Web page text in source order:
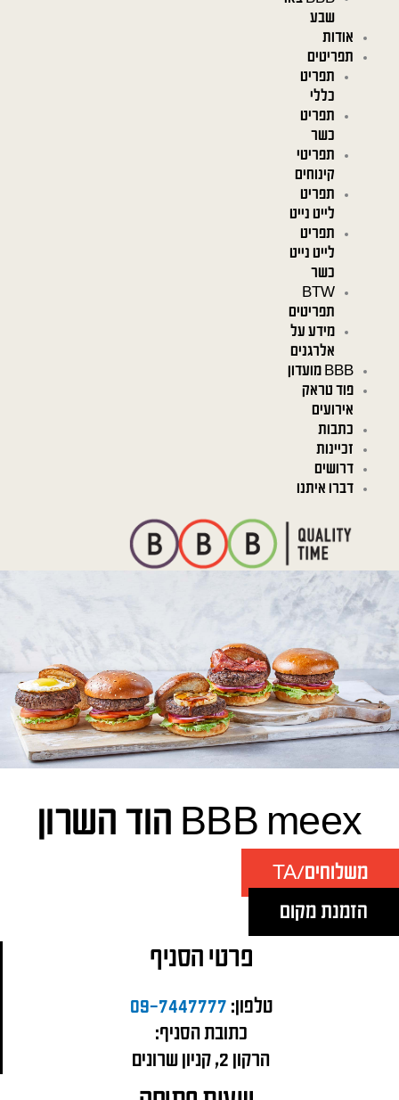
שבע
אודות
תפריטים
תפריט
כללי
תפריט
כשר
תפריטי
קינוחים
תפריט
לייט נייט
תפריט
לייט נייט
כשר
BTW
תפריטים
מידע על
אלרגנים
BBB מועדון
פוד טראק
אירועים
כתבות
זכיינות
דרושים
דברו איתנו
BBB meex הוד השרון
משלוחים/TA
הזמנת מקום
פרטי הסניף
טלפון: 09-7447777
כתובת הסניף:
הרקון 2, קניון שרונים